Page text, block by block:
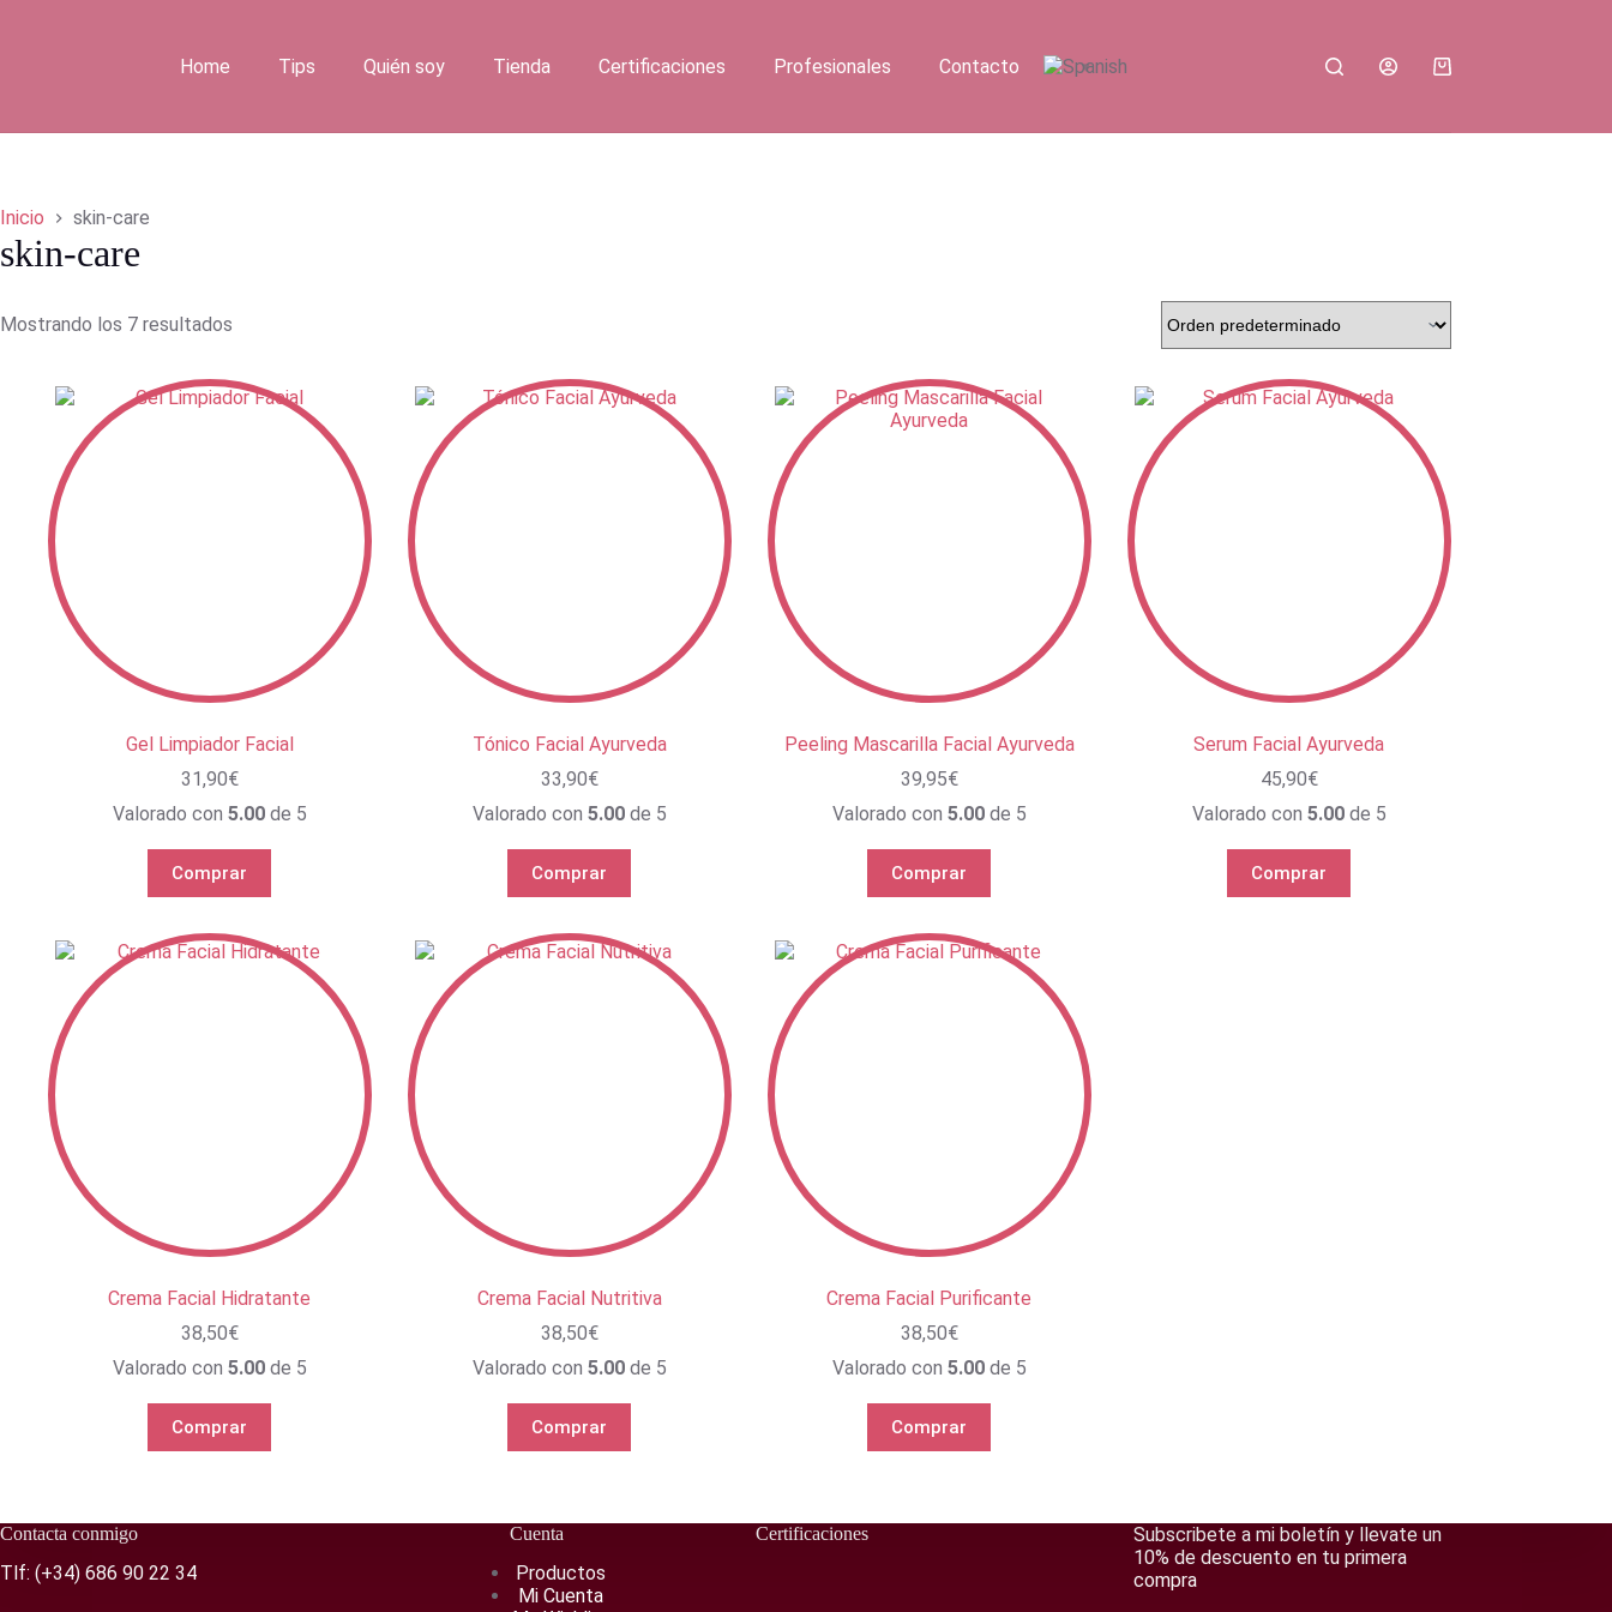
Home Tips Quién soy Tienda Certificaciones Profesionales Contacto
Carro
Inicio skin-care
skin-care
Mostrando los 7 resultados
Gel Limpiador Facial
31,90€
Valorado con 5.00de 5
Comprar
Tónico Facial Ayurveda
33,90€
Valorado con 5.00de 5
Comprar
Peeling Mascarilla Facial Ayurveda
39,95€
Valorado con 5.00de 5
Comprar
Serum Facial Ayurveda
45,90€
Valorado con 5.00de 5
Comprar
Crema Facial Hidratante
38,50€
Valorado con 5.00de 5
Comprar
Crema Facial Nutritiva
38,50€
Valorado con 5.00de 5
Comprar
Crema Facial Purificante
38,50€
Valorado con 5.00de 5
Comprar
Contacta conmigo
Tlf: (+34) 686 90 22 34
Cuenta
Productos
Mi Cuenta
Certificaciones
Subscribete a mi boletín y llevate un
10% de descuento en tu primera
compra